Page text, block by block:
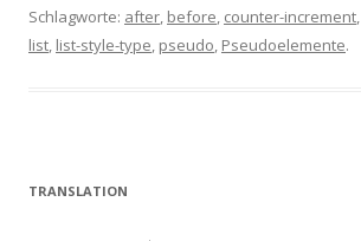
Schlagworte: after, before, counter-increment,
list, list-style-type, pseudo, Pseudoelemente.
TRANSLATION